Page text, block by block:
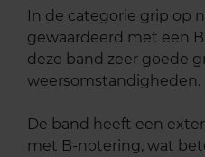
In de categorie grip op
gewaardeerd met een
deze band zeer goede
weersomstandigheden.
De band heeft een
met B-notering, wat